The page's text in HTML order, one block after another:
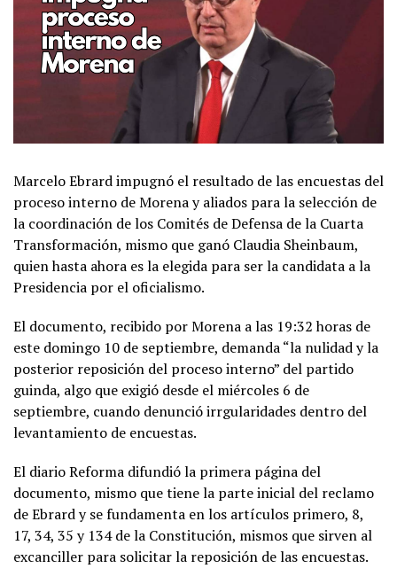
Marcelo Ebrard impugnó el resultado de las encuestas del
proceso interno de Morena y aliados para la selección de
la coordinación de los Comités de Defensa de la Cuarta
Transformación, mismo que ganó Claudia Sheinbaum,
quien hasta ahora es la elegida para ser la candidata a la
Presidencia por el oficialismo.
El documento, recibido por Morena a las 19:32 horas de
este domingo 10 de septiembre, demanda “la nulidad y la
posterior reposición del proceso interno” del partido
guinda, algo que exigió desde el miércoles 6 de
septiembre, cuando denunció irrgularidades dentro del
levantamiento de encuestas.
El diario Reforma difundió la primera página del
documento, mismo que tiene la parte inicial del reclamo
de Ebrard y se fundamenta en los artículos primero, 8,
17, 34, 35 y 134 de la Constitución, mismos que sirven al
excanciller para solicitar la reposición de las encuestas.